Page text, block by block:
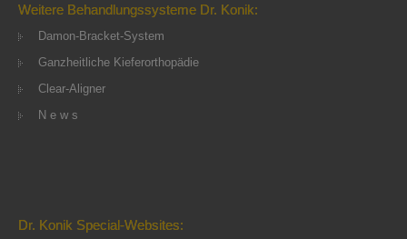
Weitere Behandlungssysteme Dr. Konik:
Damon-Bracket-System
Ganzheitliche Kieferorthopädie
Clear-Aligner
N e w s
Dr. Konik Special-Websites: